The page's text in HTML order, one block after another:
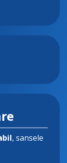
, sansele